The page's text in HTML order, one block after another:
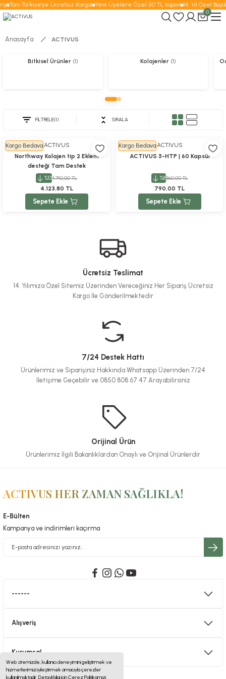
Web sitemizde, kullanıcı deneyimini geliştirmek ve
hizmetlerimizi iyileştirmek amacıyla çerezler
kullanılmaktadır. Detaylı bilgi için Çerez Politikamızı
Tüm Türkiye'ye Ücretsiz Kargo! Yeni Üyelere Özel 50 TL Kupon 14. Yıl Özel
0
Anasayfa ACTIVUS
Bitkisel Ürünler (1) Kolajenler (1)
FİLTRELE(1) SIRALA
Kargo Bedava ACTIVUS
Northway Kolajen tip 2 Eklem
desteği Tam Destek
Metilsülfonilmetan MSM Type II
3'lü Paket
%134.740,00 TL
4.123,80 TL
Sepete Ekle
Kargo Bedava ACTIVUS
ACTIVUS 5-HTP | 60 Kapsül
%8860,00 TL
790,00 TL
Sepete Ekle
Ücretsiz Teslimat
14. Yılımıza Özel Sitemiz Üzerinden Vereceğiniz Her Sipariş Ücretsiz
Kargo İle Gönderilmektedir
7/24 Destek Hattı
Ürünlerimiz ve Siparişiniz Hakkında Whatsapp Üzerinden 7/24
İletişime Geçebilir ve 0850 808 67 47 Arayabilirsiniz
Orijinal Ürün
Ürünlerimiz İlgili Bakanlıklardan Onaylı ve Orijinal Ürünlerdir
ACTIVUS HER ZAMAN SAĞLIKLA!
E-Bülten
Kampanya ve indirimleri kaçırma
------
Alışveriş
Kurumsal